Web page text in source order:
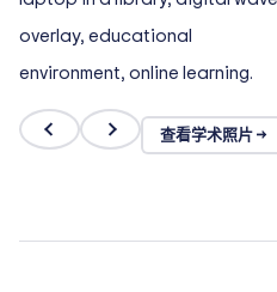
查看学术照片 →